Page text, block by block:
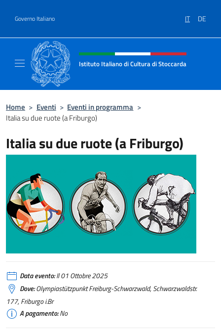
Governo Italiano IT DE
Intestazione sito, social e menù
Istituto Italiano di Cultura di Stoccarda
Home > Eventi > Eventi in programma >
Italia su due ruote (a Friburgo)
Italia su due ruote (a Friburgo)
Data evento:Il 01 Ottobre 2025
Dove:Olympiastützpunkt Freiburg-Schwarzwald, Schwarzwaldstr.
177, Friburgo i.Br
A pagamento:No